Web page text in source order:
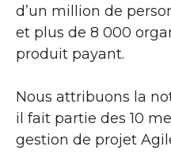
d’un million de
et plus de 8 000
produit payant.
Nous attribuons la
il fait partie des 10
gestion de projet